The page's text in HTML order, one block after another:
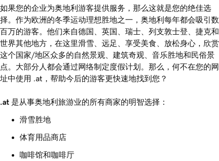
如果您的企业为奥地利游客提供服务，那么这就是您的绝佳选
择。作为欧洲的冬季运动理想胜地之一，奥地利每年都会吸引数
百万的游客。他们来自德国、英国、瑞士、列支敦士登、捷克和
世界其他地方，在这里滑雪、远足、享受美食、放松身心，欣赏
这个国家/地区众多的自然景观、建筑奇观、音乐胜地和民俗景
点。大部分人都会通过网络制定度假计划。那么，何不在您的网
址中使用 .at，帮助今后的游客更快速地找到您？
.at 是从事奥地利旅游业的所有商家的明智选择：
滑雪胜地
体育用品商店
咖啡馆和咖啡厅